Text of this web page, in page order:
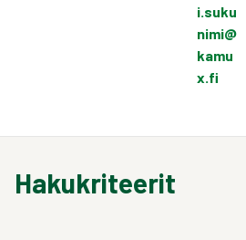
i.suku
nimi@
kamu
x.fi
Hakukriteerit